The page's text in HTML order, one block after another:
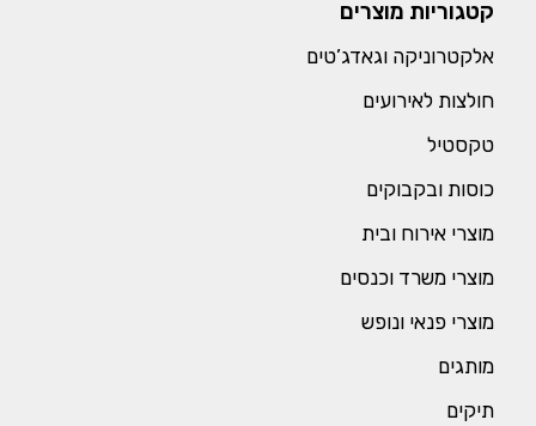
קטגוריות מוצרים
אלקטרוניקה וגאדג’טים
חולצות לאירועים
טקסטיל
כוסות ובקבוקים
מוצרי אירוח ובית
מוצרי משרד וכנסים
מוצרי פנאי ונופש
מותגים
תיקים